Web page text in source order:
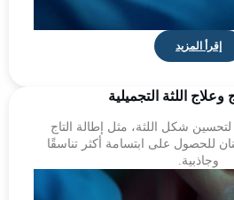
إقرأ المزيد
وعلاج اللثة التجميلية
شكل اللثة، مثل إطالة التاج
للحصول على ابتسامة أكثر تناسقًا
وجاذبية.